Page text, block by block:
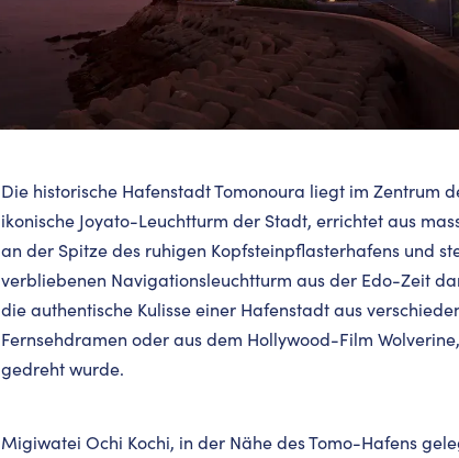
Die historische Hafenstadt Tomonoura liegt im Zentrum
ikonische Joyato-Leuchtturm der Stadt, errichtet aus
an der Spitze des ruhigen Kopfsteinpflasterhafens und
verbliebenen Navigationsleuchtturm aus der Edo-Zeit
die authentische Kulisse einer Hafenstadt aus
Fernsehdramen oder aus dem Hollywood-Film
gedreht wurde.
Migiwatei Ochi Kochi, in der Nähe des Tomo-Hafens